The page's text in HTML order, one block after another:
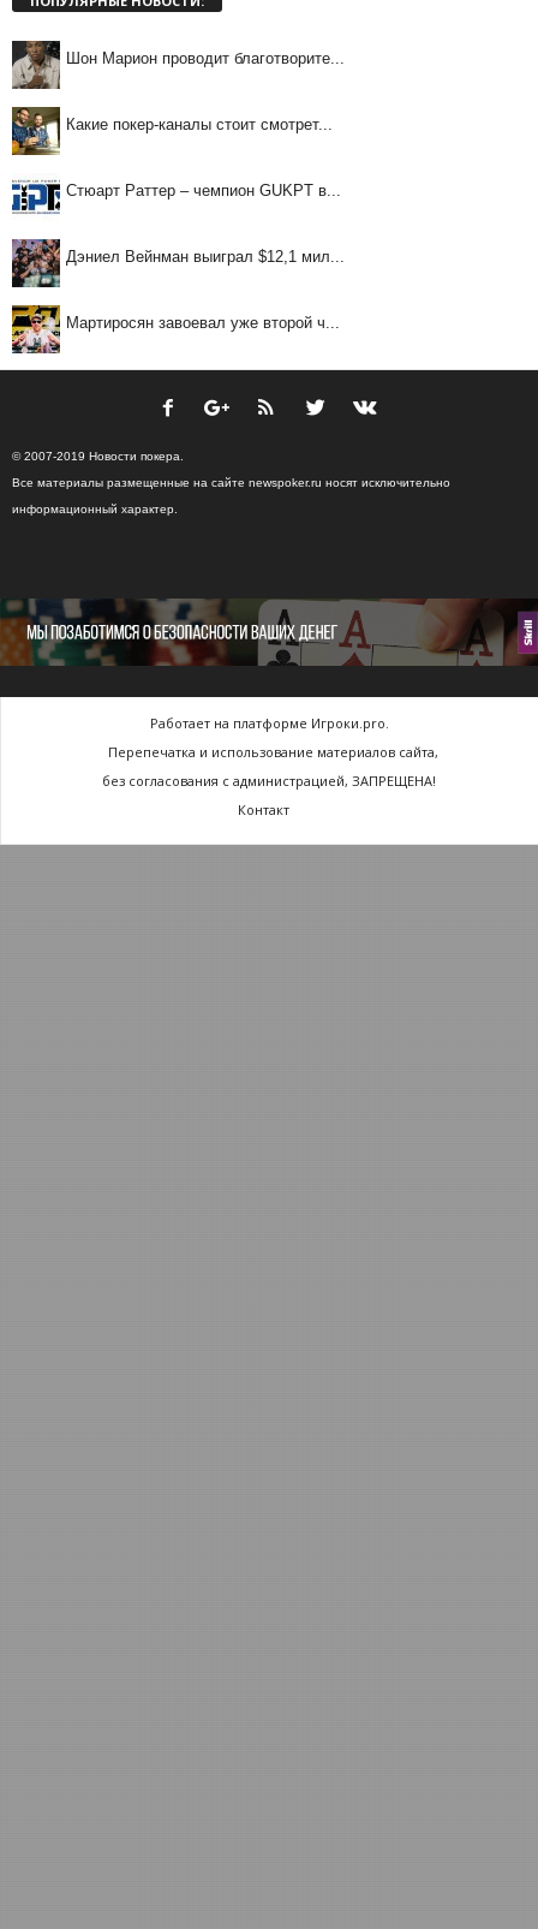
Шон Марион проводит благотворите...
Какие покер-каналы стоит смотрет...
Стюарт Раттер – чемпион GUKPT в...
Дэниел Вейнман выиграл $12,1 мил...
Мартиросян завоевал уже второй ч...
© 2007-2019 Новости покера.
Все материалы размещенные на сайте newspoker.ru носят исключительно
информационный характер.
Работает на платформе Игроки.pro.
Перепечатка и использование материалов сайта,
без согласования с администрацией, ЗАПРЕЩЕНА!
Контакт